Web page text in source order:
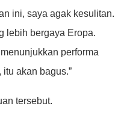
ini, saya agak kesulitan.
lebih bergaya Eropa.
performa
akan bagus.”
tersebut.